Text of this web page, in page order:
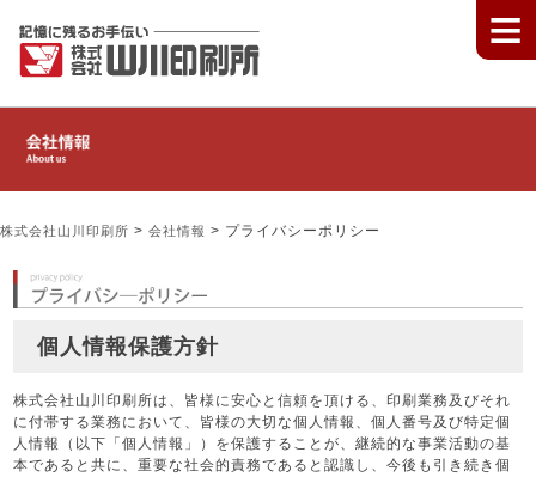
≡
株式会社山川印刷所 > 会社情報 > プライバシーポリシー
個人情報保護方針
株式会社山川印刷所は、皆様に安心と信頼を頂ける、印刷業務及びそれ
に付帯する業務において、皆様の大切な個人情報、個人番号及び特定個
人情報（以下「個人情報」）を保護することが、継続的な事業活動の基
本であると共に、重要な社会的責務であると認識し、今後も引き続き個